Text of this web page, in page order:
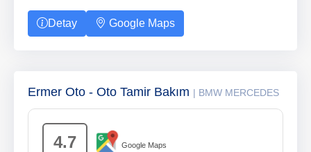
Detay Google Maps
Ermer Oto - Oto Tamir Bakım | BMW MERCEDES
4.7 Google Maps